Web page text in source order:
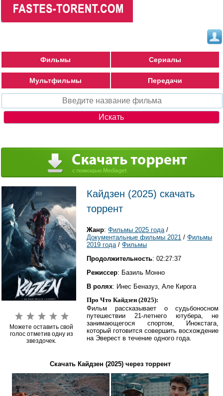
Фильмы Сериалы
Мультфильмы Передачи
Можете оставить свой
голос отметив одну из
звездочек.
Кайдзен (2025) скачать
торрент
Жанр:Фильмы 2025 года/
Документальные фильмы 2021 /Фильмы
2019 года/Фильмы
Продолжительность: 02:27:37
Режиссер: Базиль Монно
В ролях: Инес Беназуз, Але Кирога
Про Что Кайдзен (2025):
Фильм рассказывает о судьбоносном
путешествии 21-летнего ютубера, не
занимающегося спортом, Инокстага,
который готовится совершить восхождение
на Эверест в течение одного года.
Скачать Кайдзен (2025) через торрент